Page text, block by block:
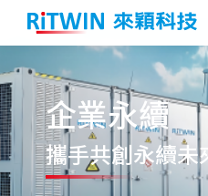
企業永續
攜手共創永續未